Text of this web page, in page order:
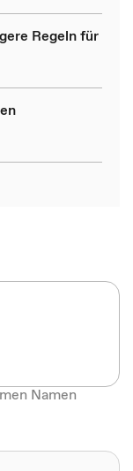
Regeln für
Namen